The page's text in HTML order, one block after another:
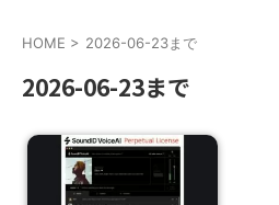
HOME > 2026-06-23まで
2026-06-23まで